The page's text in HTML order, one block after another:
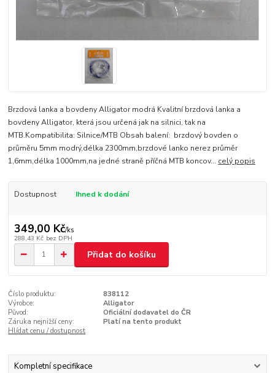
Brzdová lanka a bovdeny Alligator modrá Kvalitní brzdová lanka a
bovdeny Alligator, která jsou určená jak na silnici, tak na
MTB.Kompatibilita: Silnice/MTB Obsah balení: brzdový bovden o
průměru 5mm modrý,délka 2300mm,brzdové lanko nerez průměr
1,6mm,délka 1000mm,na jedné straně příčná MTB koncov... celý popis
Dostupnost Ihned k dodání
349,00 Kč/ks
288,43 Kč bez DPH
Přidat do košíku
Číslo produktu:
838112
Výrobce:
Alligator
Původ:
Oficiální dodavatel do ČR
Záruka nejnižší ceny:
Platí na tento produkt
Hlídat cenu / dostupnost
Kompletní specifikace